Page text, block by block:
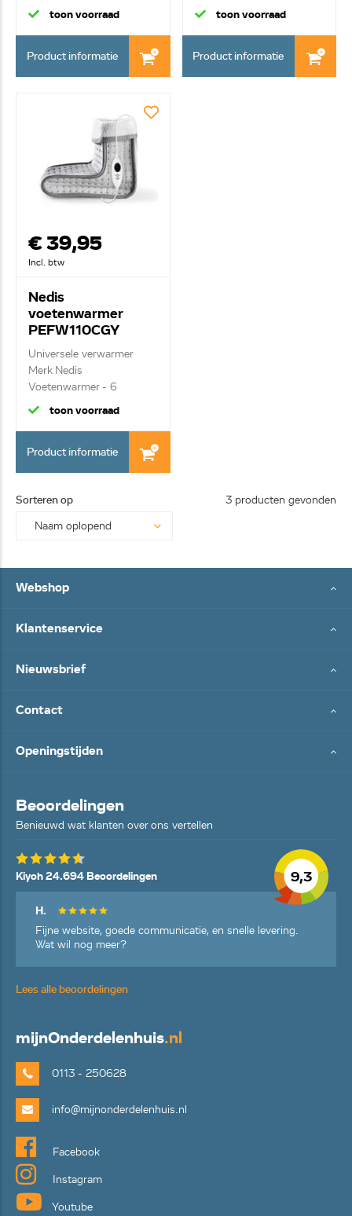
690 mm...
toon voorraad
Product informatie
Hoogte: 18 ...
toon voorraad
Product informatie
€ 39,95
Incl. btw
Nedis
voetenwarmer
PEFW110CGY
Universele verwarmer
Merk Nedis
Voetenwarmer - 6
warmtesta...
toon voorraad
Product informatie
Sorteren op 3 producten gevonden
Webshop
Klantenservice
Nieuwsbrief
Contact
Openingstijden
Beoordelingen
Benieuwd wat klanten over ons vertellen
9,3
Kiyoh 24.694 Beoordelingen
H.
Fijne website, goede communicatie, en snelle levering.
Wat wil nog meer?
Lees alle beoordelingen
mijnOnderdelenhuis.nl
0113 - 250628
info@mijnonderdelenhuis.nl
Facebook
Instagram
Youtube